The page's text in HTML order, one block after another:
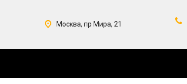
Москва, пр Мира, 21